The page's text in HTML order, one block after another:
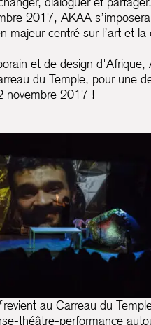
2017, AKAA
majeur centré sur l’art et la
et de design d'Afrique,
du Temple, pour une
novembre 2017 !
revient au Carreau du
théâtre-performance